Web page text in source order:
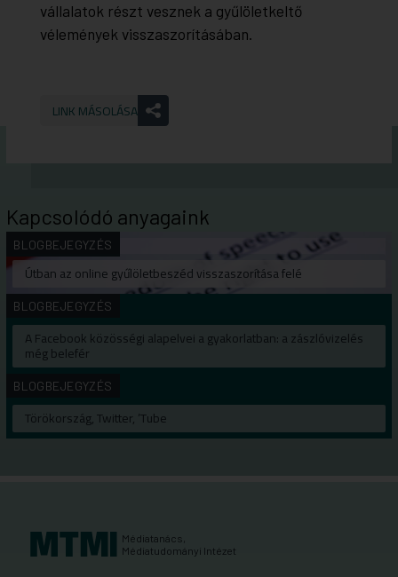
vállalatok részt vesznek a gyűlöletkeltő
vélemények visszaszorításában.
LINK MÁSOLÁSA
Kapcsolódó anyagaink
BLOGBEJEGYZÉS
Útban az online gyűlöletbeszéd visszaszorítása felé
BLOGBEJEGYZÉS
A Facebook közösségi alapelvei a gyakorlatban: a zászlóvizelés
még belefér
BLOGBEJEGYZÉS
Törökország, Twitter, ’Tube
Médiatanács,
Médiatudományi Intézet